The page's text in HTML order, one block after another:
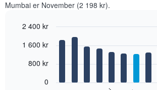
Mumbai er November (2 198 kr).
chart
graphic.
0
800 kr
1 600 kr
2 400 kr